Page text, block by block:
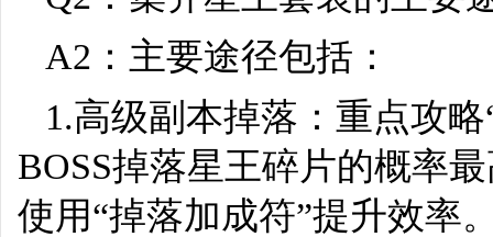
A2：主要途径包括：
1.高级副本掉落：重点攻
BOSS掉落星王碎片的概率
使用“掉落加成符”提升效率